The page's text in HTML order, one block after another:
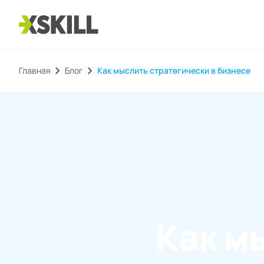
Главная chevron_right Блог chevron_right Как мыслить стратегически в бизнесе